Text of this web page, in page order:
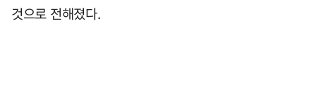
것으로 전해졌다.